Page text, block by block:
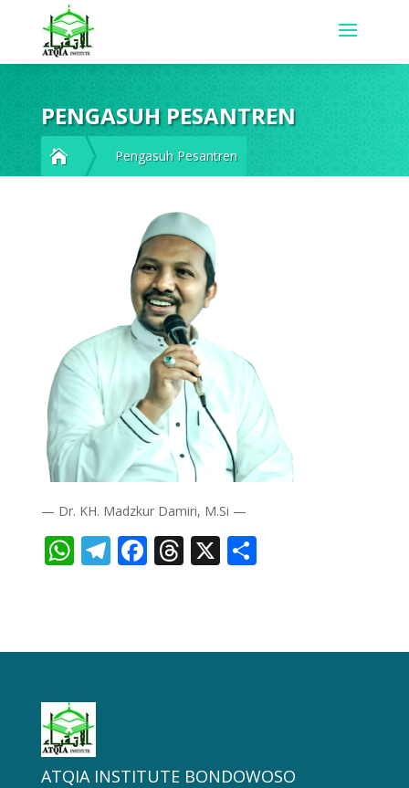
PENGASUH PESANTREN
 Pengasuh Pesantren
— Dr. KH. Madzkur Damiri, M.Si —
WhatsApp
Telegram
Facebook
Threads
X Share
ATQIA INSTITUTE BONDOWOSO